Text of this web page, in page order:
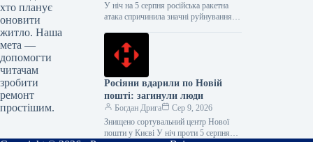
хто планує
оновити
житло. Наша
мета —
допомогти
читачам
зробити
ремонт
простішим.
У ніч на 5 серпня російська ракетна
атака спричинила значні руйнування
комплекси у…
Росіяни вдарили по Новій
пошті: загинули люди
Богдан Дрига
Сер 9, 2026
Знищено сортувальний центр Нової
пошти у Києві У ніч проти 5 серпня